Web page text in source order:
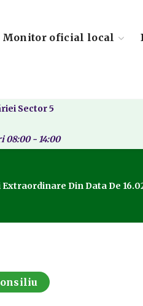
Monitor oficial local
Sector 5
08:00 - 14:00
Din Data De